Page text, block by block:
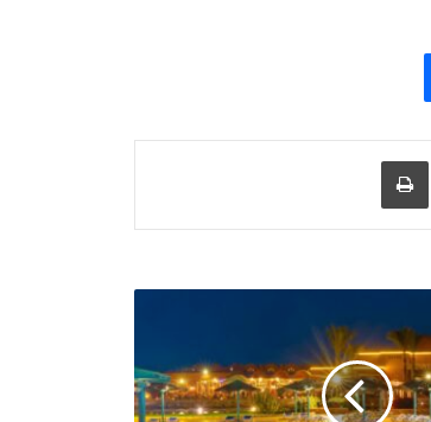
عبر البريد طباعة